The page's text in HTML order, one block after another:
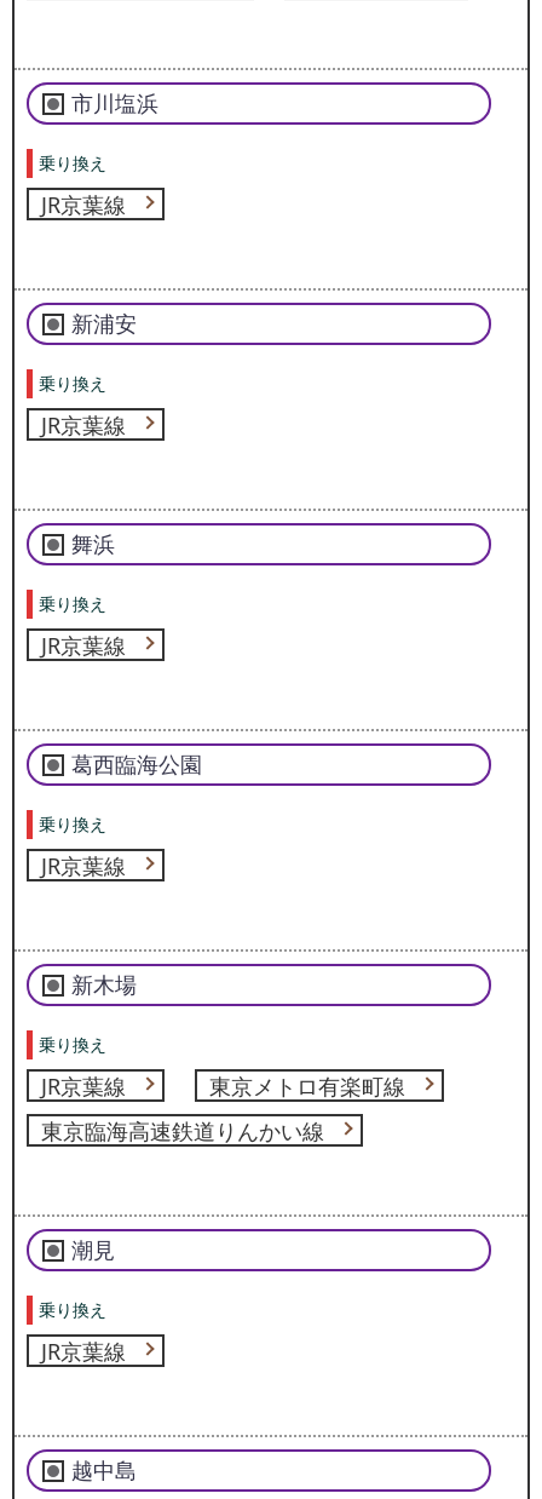
市川塩浜
乗り換え
JR京葉線
新浦安
乗り換え
JR京葉線
舞浜
乗り換え
JR京葉線
葛西臨海公園
乗り換え
JR京葉線
新木場
乗り換え
JR京葉線
東京メトロ有楽町線
東京臨海高速鉄道りんかい線
潮見
乗り換え
JR京葉線
越中島